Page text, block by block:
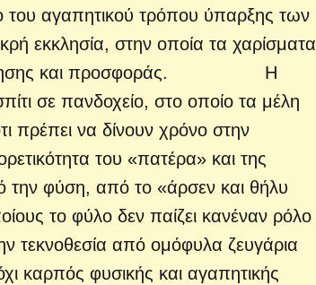
του αγαπητικού τρόπου ύπαρξης των
εκκλησία, στην οποία τα χαρίσματα
άσκησης και προσφοράς. Η
σε πανδοχείο, στο οποίο τα μέλη
πρέπει να δίνουν χρόνο στην
του «πατέρα» και της
την φύση, από το «άρσεν και θήλυ
το φύλο δεν παίζει κανέναν ρόλο
τεκνοθεσία από ομόφυλα ζευγάρια
καρπός φυσικής και αγαπητικής